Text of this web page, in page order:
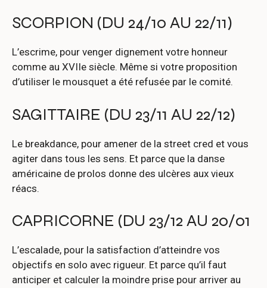
SCORPION (DU 24/10 AU 22/11)
L’escrime, pour venger dignement votre honneur
comme au XVIIe siècle. Même si votre proposition
d’utiliser le mousquet a été refusée par le comité.
SAGITTAIRE (DU 23/11 AU 22/12)
Le breakdance, pour amener de la street cred et vous
agiter dans tous les sens. Et parce que la danse
américaine de prolos donne des ulcères aux vieux
réacs.
CAPRICORNE (DU 23/12 AU 20/01
L’escalade, pour la satisfaction d’atteindre vos
objectifs en solo avec rigueur. Et parce qu’il faut
anticiper et calculer la moindre prise pour arriver au